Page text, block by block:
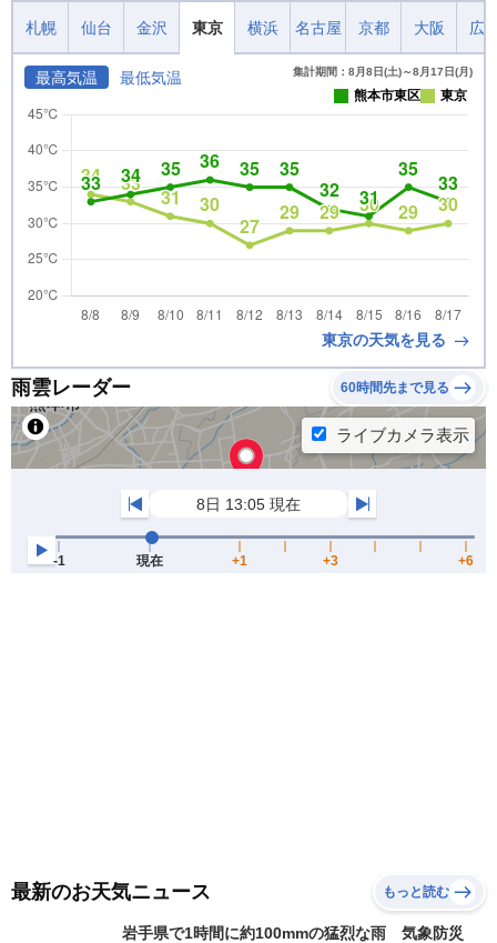
札幌 仙台 金沢 東京 横浜 名古屋 京都 大阪 広
最高気温 最低気温 集計期間：8月8日(土)～8月17日(月)
熊本市東区 東京
東京の天気を見る
雨雲レーダー 60時間先まで見る
最新のお天気ニュース もっと読む
岩手県で1時間に約100mmの猛烈な雨 気象防災